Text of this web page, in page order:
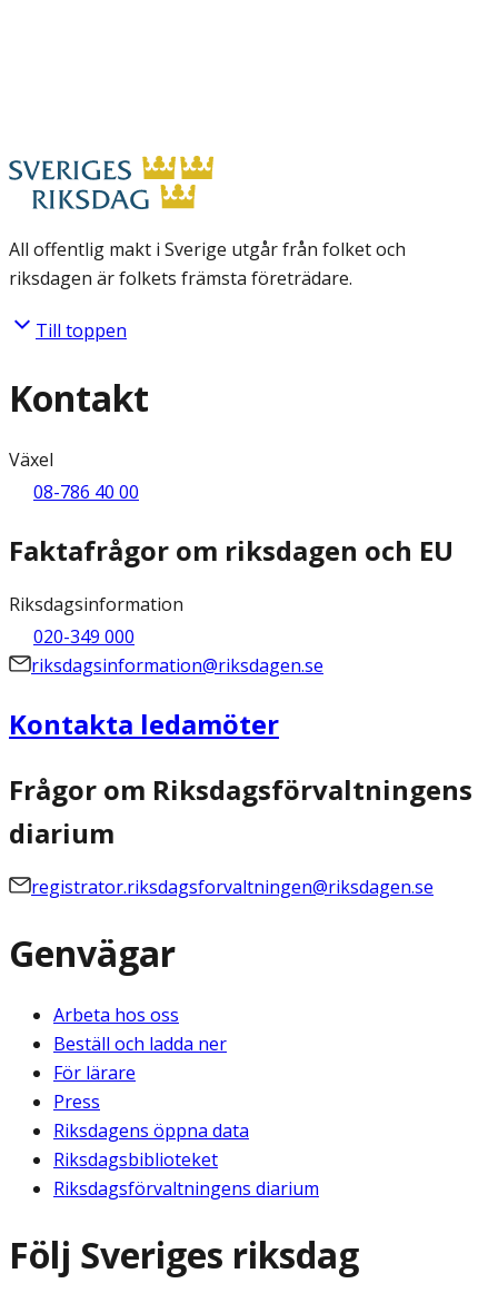
All offentlig makt i Sverige utgår från folket och
riksdagen är folkets främsta företrädare.
Till toppen
Kontakt
Växel
08-786 40 00
Faktafrågor om riksdagen och EU
Riksdagsinformation
020-349 000
riksdagsinformation@riksdagen.se
Kontakta ledamöter
Frågor om Riksdagsförvaltningens
diarium
registrator.riksdagsforvaltningen@riksdagen.se
Genvägar
Arbeta hos oss
Beställ och ladda ner
För lärare
Press
Riksdagens öppna data
Riksdagsbiblioteket
Riksdagsförvaltningens diarium
Följ Sveriges riksdag